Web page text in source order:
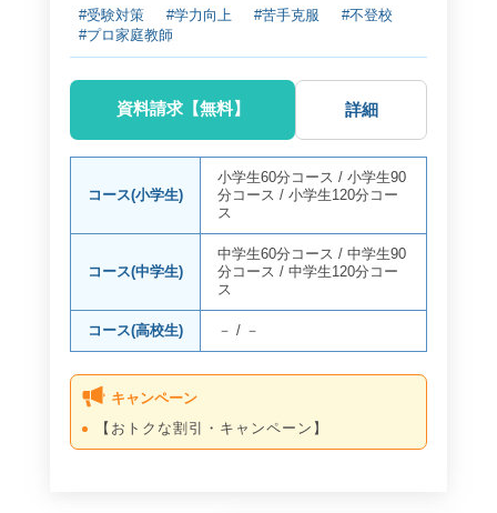
#受験対策 #学力向上 #苦手克服
#不登校
#プロ家庭教師
資料請求【無料】 詳細
コース(小学生)
小学生60分コース /小学生90
分コース /小学生120分コー
ス
コース(中学生)
中学生60分コース /中学生90
分コース /中学生120分コー
ス
コース(高校生) － /－
キャンペーン
【おトクな割引・キャンペーン】